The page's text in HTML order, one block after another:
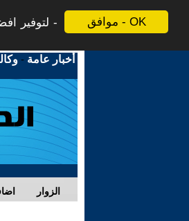
موافق - OK
لتوفير
أخبار عامة -
الزوار